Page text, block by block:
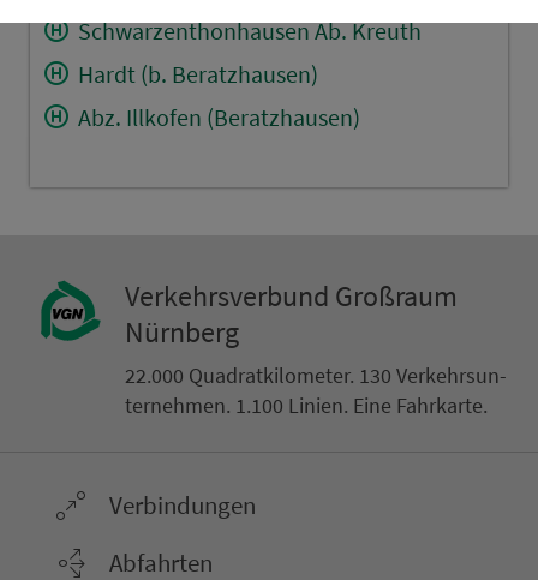
Schwarzenthonhausen Ab. Kreuth
Hardt (b. Beratzhausen)
Abz. Illkofen (Beratzhausen)
Ver­kehrs­ver­bund Groß­raum
Nürn­berg
22.000 Qua­drat­ki­lo­me­ter. 130 Ver­kehrs­un­
ter­neh­men. 1.100 Linien. Eine Fahr­kar­te.
Ver­bin­dungen
Abfahrten